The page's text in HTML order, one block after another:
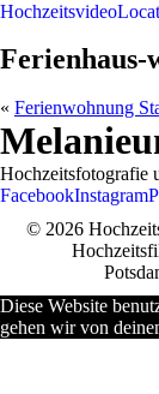
Hochzeitsvideo
Ferienhaus-
« Ferienwohnung
Hochzeitsfotografie
FacebookInstagram
© 2026
Diese Website
gehen wir von